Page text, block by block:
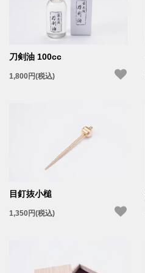
刀剣油 100cc
1,800円(税込)
目釘抜小槌
1,350円(税込)